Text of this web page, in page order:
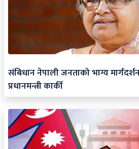
संबिधान नेपाली जनताको भाग्य
प्रधानमन्त्री कार्की